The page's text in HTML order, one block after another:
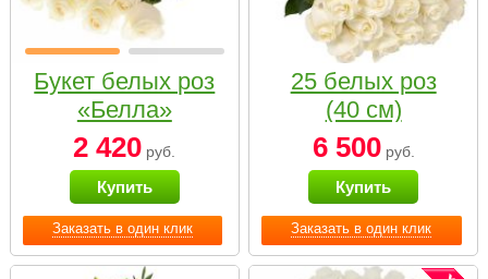
Заказать в один клик
Букет белых роз
«Белла»
2 420 руб.
Купить
Заказать в один клик
25 белых роз
(40 см)
6 500руб.
Купить